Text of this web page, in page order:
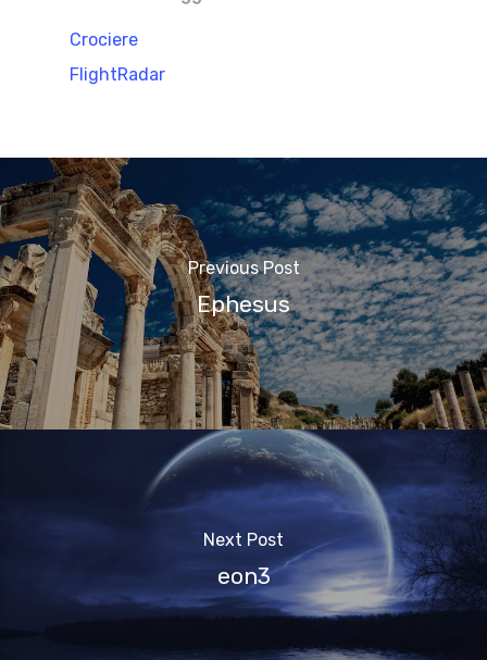
Crociere
FlightRadar
Previous Post
Ephesus
Next Post
eon3